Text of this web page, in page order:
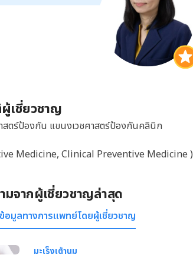
ผู้เชี่ยวชาญ
าสตร์ป้องกัน แขนงเวชศาสตร์ป้องกันคลินิก
Medicine, Clinical Preventive Medicine )
มจากผู้เชี่ยวชาญล่าสุด
อมูลทางการแพทย์โดยผู้เชี่ยวชาญ
มะเร็งเต้านม